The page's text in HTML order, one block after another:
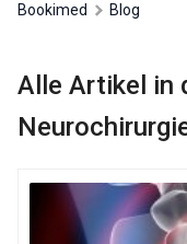
Bookimed Blog
Alle Artikel in